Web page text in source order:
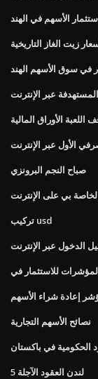
الأسهم في الهند
زيت الغاز التاريخية
في سوق الأسهم الهند
عبر الإنترنت
اللعبة الأوراق المالية
الأول عبر الإنترنت
صباح النجم البرونزي
بي على الإنترنت
تركيب usd
الدخول عبر الإنترنت
للاستثمار في
نصائح الأسهم التجارية
الحكومية في باكستان
لندن العقود الآجلة 5